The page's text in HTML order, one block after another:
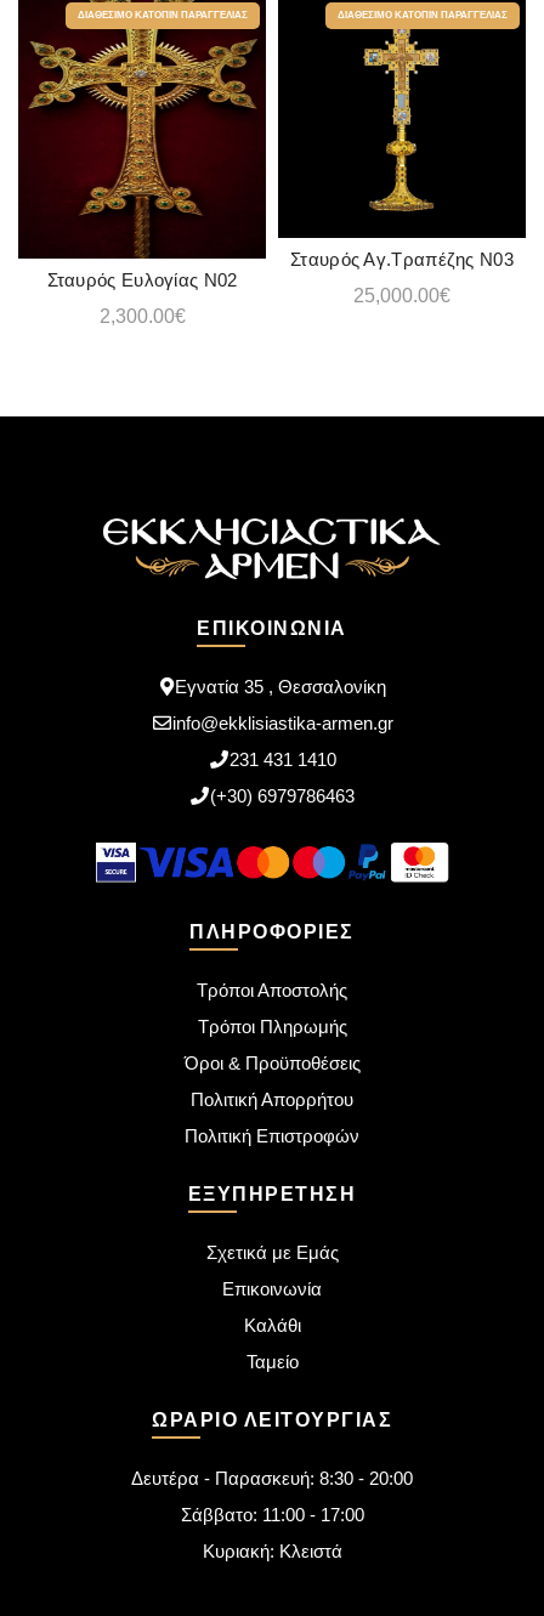
ΔΙΑΘΈΣΙΜΟ ΚΑΤΌΠΙΝ ΠΑΡΑΓΓΕΛΊΑΣ
ADD TO CART
Σταυρός Ευλογίας Ν02
2,300.00€
ΔΙΑΘΈΣΙΜΟ ΚΑΤΌΠΙΝ ΠΑΡΑΓΓΕΛΊΑΣ
ADD TO CART
Σταυρός Αγ.Τραπέζης N03
25,000.00€
ΕΠΙΚΟΙΝΩΝΊΑ
Εγνατία 35 , Θεσσαλονίκη
info@ekklisiastika-armen.gr
231 431 1410
(+30) 6979786463
ΠΛΗΡΟΦΟΡΊΕΣ
Τρόποι Αποστολής
Τρόποι Πληρωμής
Όροι & Προϋποθέσεις
Πολιτική Απορρήτου
Πολιτική Επιστροφών
ΕΞΥΠΗΡΈΤΗΣΗ
Σχετικά με Εμάς
Επικοινωνία
Καλάθι
Ταμείο
ΩΡΆΡΙΟ ΛΕΙΤΟΥΡΓΊΑΣ
Δευτέρα - Παρασκευή: 8:30 - 20:00
Σάββατο: 11:00 - 17:00
Κυριακή: Κλειστά